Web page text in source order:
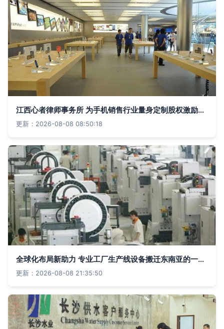
江西心者律师事务所 为手机销售行业量身定制股权激励与合伙人制度咨询服务
更新：2026-08-08 08:50:18
全球化布局新助力 专业工厂生产线设备搬迁东南亚的一站式物流与信息咨询服务
更新：2026-08-08 21:35:50